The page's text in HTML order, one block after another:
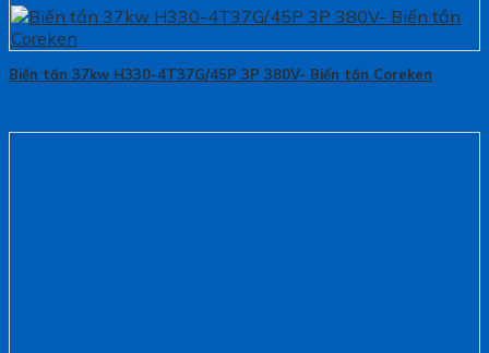
Biến tần 37kw H330-4T37G/45P 3P 380V- Biến tần Coreken